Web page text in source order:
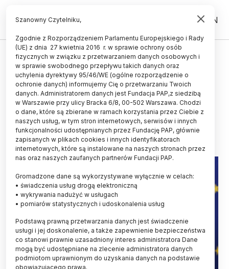
PL EN
UCZELNIE I INSTYTUCJE
Minister nauki zwiększył
subwencję dla 101 uczelni na
podwyżki pensji
01.03.2025
aktualizacja: 01.03.2025
1 minuta czytania
Szanowny Czytelniku,
Zgodnie z Rozporządzeniem Parlamentu Europejskiego i Rady
(UE) z dnia 27 kwietnia 2016 r. w sprawie ochrony osób
fizycznych w związku z przetwarzaniem danych osobowych i
w sprawie swobodnego przepływu takich danych oraz
uchylenia dyrektywy 95/46/WE (ogólne rozporządzenie o
ochronie danych) informujemy Cię o przetwarzaniu Twoich
danych. Administratorem danych jest Fundacja PAP,z siedzibą
w Warszawie przy ulicy Bracka 6/8, 00-502 Warszawa. Chodzi
o dane, które są zbierane w ramach korzystania przez Ciebie z
naszych usług, w tym stron internetowych, serwisów i innych
funkcjonalności udostępnianych przez Fundację PAP, głównie
zapisanych w plikach cookies i innych identyfikatorach
internetowych, które są instalowane na naszych stronach przez
nas oraz naszych zaufanych partnerów Fundacji PAP.
Gromadzone dane są wykorzystywane wyłącznie w celach:
• świadczenia usług drogą elektroniczną
• wykrywania nadużyć w usługach
• pomiarów statystycznych i udoskonalenia usług
Podstawą prawną przetwarzania danych jest świadczenie
usługi i jej doskonalenie, a także zapewnienie bezpieczeństwa
co stanowi prawnie uzasadniony interes administratora Dane
mogą być udostępniane na zlecenie administratora danych
podmiotom uprawnionym do uzyskania danych na podstawie
obowiązującego prawa.